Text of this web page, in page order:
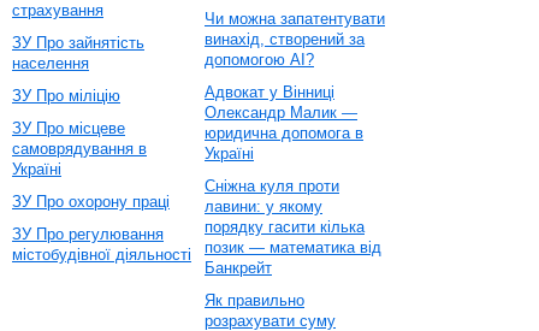
страхування
ЗУ Про зайнятість
населення
ЗУ Про міліцію
ЗУ Про місцеве
самоврядування в
Україні
ЗУ Про охорону праці
ЗУ Про регулювання
містобудівної діяльності
Чи можна запатентувати
винахід, створений за
допомогою AI?
Адвокат у Вінниці
Олександр Малик —
юридична допомога в
Україні
Сніжна куля проти
лавини: у якому
порядку гасити кілька
позик — математика від
Банкрейт
Як правильно
розрахувати суму